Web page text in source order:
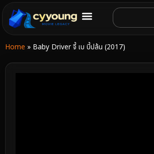
Home » Baby Driver จี้ เบ บี้ปล้น (2017)